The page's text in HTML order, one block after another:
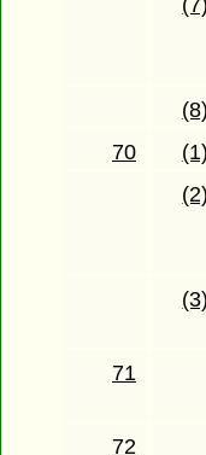
(7)
(8)
70
(1)
(2)
(3)
71
72